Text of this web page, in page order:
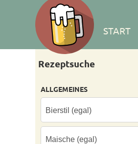
START
Rezeptsuche
ALLGEMEINES